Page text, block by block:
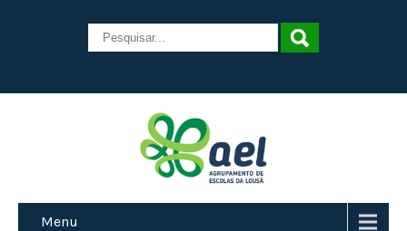
Menu